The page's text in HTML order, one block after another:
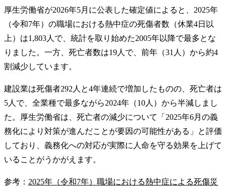
厚生労働省が2026年5月に公表した確定値によると、2025年
（令和7年）の職場における熱中症の死傷者数（休業4日以
上）は1,803人で、統計を取り始めた2005年以降で最多とな
りました。一方、死亡者数は19人で、前年（31人）から約4
割減少しています。
建設業は死傷者292人と4年連続で増加したものの、死亡者は
5人で、全業種で最多ながら2024年（10人）から半減しまし
た。厚生労働省は、死亡者の減少について「2025年6月の義
務化により対策が進んだことが要因の可能性がある」と評価
しており、義務化への対応が実際に人命を守る効果を上げて
いることがうかがえます。
参考： 2025年（令和7年）職場における熱中症による死傷災